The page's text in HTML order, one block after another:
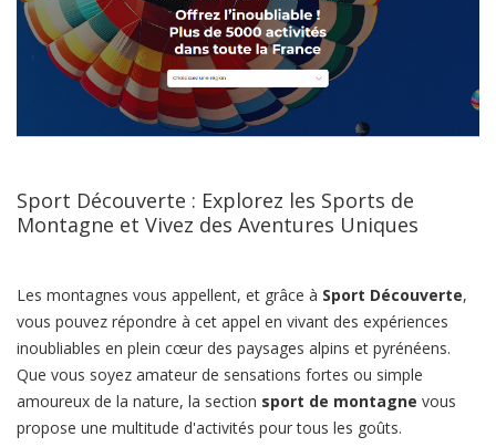
Sport Découverte : Explorez les Sports de
Montagne et Vivez des Aventures Uniques
Les montagnes vous appellent, et grâce à Sport Découverte,
vous pouvez répondre à cet appel en vivant des expériences
inoubliables en plein cœur des paysages alpins et pyrénéens.
Que vous soyez amateur de sensations fortes ou simple
amoureux de la nature, la section sport de montagne vous
propose une multitude d'activités pour tous les goûts.